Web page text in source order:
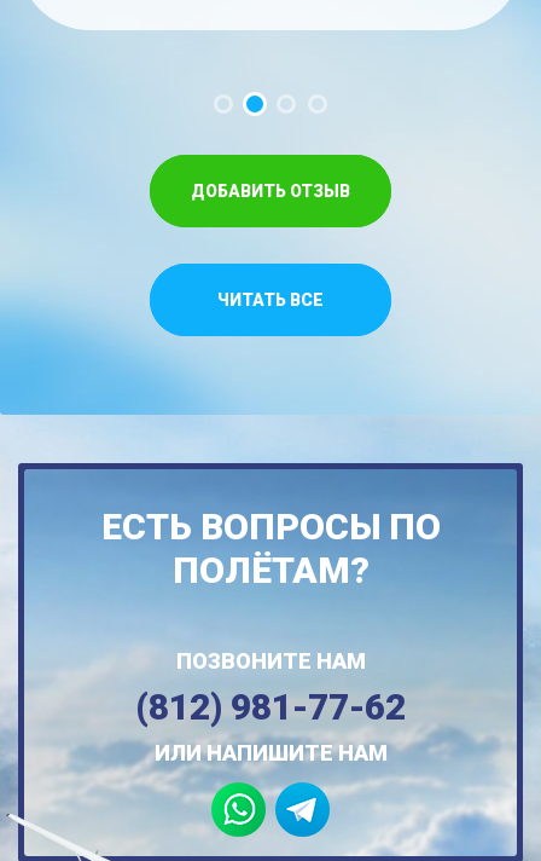
ДОБАВИТЬ ОТЗЫВ
ЧИТАТЬ ВСЕ
ЕСТЬ ВОПРОСЫ ПО
ПОЛЁТАМ?
ПОЗВОНИТЕ НАМ
(812) 981-77-62
ИЛИ НАПИШИТЕ НАМ